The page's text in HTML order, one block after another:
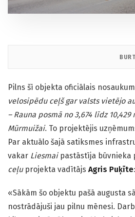
Pilns šī objekta oficiālais
velosipēdu ceļš gar valsts vietējo
– Rauna posmā no 3,674 līdz
Mūrmuižai. To projektējis
Par aktuālo šajā satiksmes
vakar Liesmaipastāstīja būvnieka
ceļuprojekta vadītājs Agris Puķīte:
«Sākām šo objektu pašā augusta
nostrādājuši jau pilnu mēnesi.